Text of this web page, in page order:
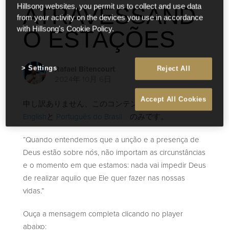
ATRAVESSAND
O ESTAÇÕES
Rafael Bitencourt
申し訳ありません、このコンテンツはただ今
Englishと Português do Brasil のみです。
“Quando entendemos que a unção e a presença de
Deus estão sobre nós, não importam as circunstâncias
e o momento em que estamos: nada vai impedir Deus
de realizar aquilo que Ele quer fazer nas nossas
vidas.”
Ouça a mensagem completa clicando no player
abaixo:
Hillsong websites, you permit us to collect and use data
from your activity on the devices you use in accordance
with Hillsong's Cookie Policy.
Reject All
Accept All Cookies
Settings